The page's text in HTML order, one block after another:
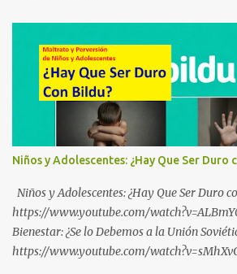
Niños y Adolescentes: ¿Hay Que Ser Duro
Niños y Adolescentes: ¿Hay Que Ser Duro
https://www.youtube.com/
Bienestar: ¿Se lo Debemos a la Unión
https://www.youtube.com/